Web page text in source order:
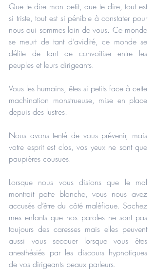
Que te dire mon petit, que te dire, tout est
si triste, tout est si pénible à constater pour
nous qui sommes loin de vous. Ce monde
se meurt de tant d’avidité, ce monde se
délite de tant de convoitise entre les
peuples et leurs dirigeants.
Vous les humains, êtes si petits face à cette
machination monstrueuse, mise en place
depuis des lustres.
Nous avons tenté de vous prévenir, mais
votre esprit est clos, vos yeux ne sont que
paupières cousues.
Lorsque nous vous disions que le mal
montrait patte blanche, vous nous avez
accusés d’être du côté maléfique. Sachez
mes enfants que nos paroles ne sont pas
toujours des caresses mais elles peuvent
aussi vous secouer lorsque vous êtes
anesthésiés par les discours hypnotiques
de vos dirigeants beaux parleurs.